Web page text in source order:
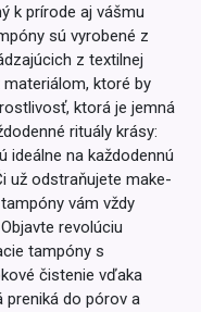
k prírode aj vášmu
sú vyrobené z
z textilnej
ktoré by
ktorá je jemná
rituály krásy:
ideálne na každodennú
už odstraňujete make-
vám vždy
revolúciu
tampóny s
čistenie vďaka
preniká do pórov a